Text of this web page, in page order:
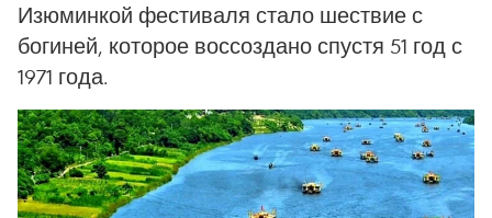
Изюминкой фестиваля стало шествие с
богиней, которое воссоздано спустя 51 год с
1971 года.